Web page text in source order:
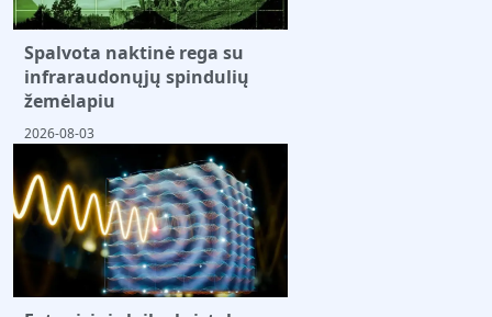
Spalvota naktinė rega su
infraraudonųjų spindulių
žemėlapiu
2026-08-03